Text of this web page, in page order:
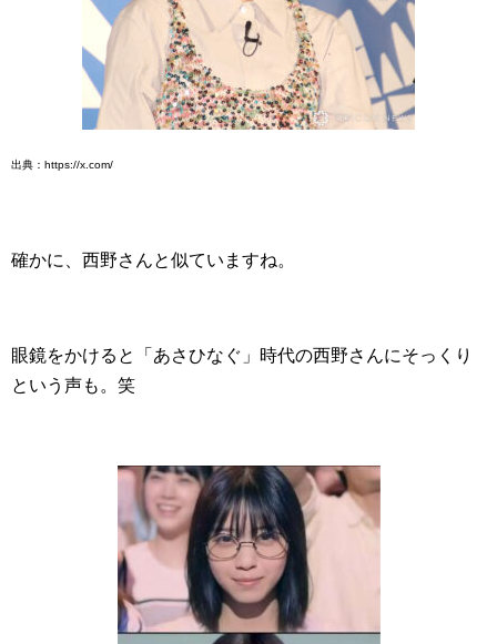
出典：https://x.com/
確かに、西野さんと似ていますね。
眼鏡をかけると「あさひなぐ」時代の西野さんにそっくり
という声も。笑